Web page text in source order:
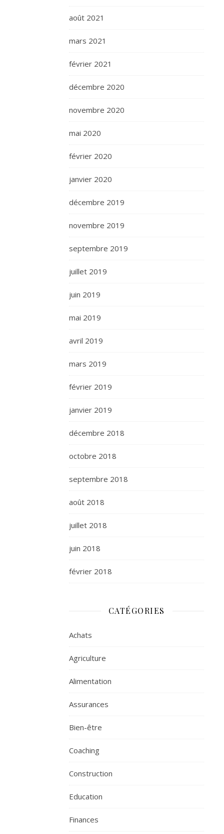
août 2021
mars 2021
février 2021
décembre 2020
novembre 2020
mai 2020
février 2020
janvier 2020
décembre 2019
novembre 2019
septembre 2019
juillet 2019
juin 2019
mai 2019
avril 2019
mars 2019
février 2019
janvier 2019
décembre 2018
octobre 2018
septembre 2018
août 2018
juillet 2018
juin 2018
février 2018
CATÉGORIES
Achats
Agriculture
Alimentation
Assurances
Bien-être
Coaching
Construction
Education
Finances